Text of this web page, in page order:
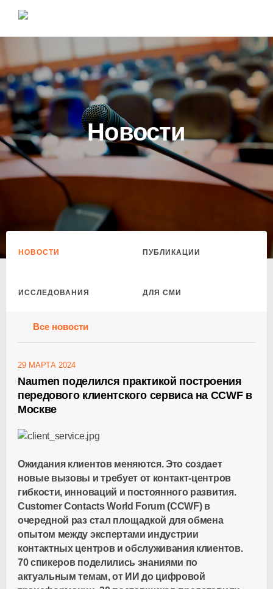
Новости
НОВОСТИ ПУБЛИКАЦИИ
ИССЛЕДОВАНИЯ ДЛЯ СМИ
Все новости
29 МАРТА 2024
Naumen поделился практикой построения
передового клиентского сервиса на CCWF в
Москве
Ожидания клиентов меняются. Это создает
новые вызовы и требует от контакт-центров
гибкости, инноваций и постоянного развития.
Customer Contacts World Forum (CCWF) в
очередной раз стал площадкой для обмена
опытом между экспертами индустрии
контактных центров и обслуживания клиентов.
70 спикеров поделились знаниями по
актуальным темам, от ИИ до цифровой